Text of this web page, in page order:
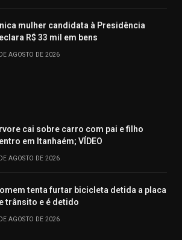
mulher candidata à Presidência
R$ 33 mil em bens
AGOSTO DE 2026
cai sobre carro com pai e filho
em Itanhaém; VÍDEO
AGOSTO DE 2026
tenta furtar bicicleta detida a placa
trânsito e é detido
AGOSTO DE 2026